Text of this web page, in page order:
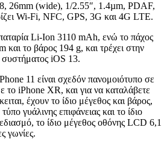
26mm (wide), 1/2.55″, 1.4µm, PDAF,
Wi-Fi, NFC, GPS, 3G και 4G LTE.
Li-Ion 3110 mAh, ενώ το πάχος
και το βάρος 194 g, και τρέχει στην
συστήματος iOS 13.
11 είναι σχεδόν πανομοιότυπο σε
το iPhone XR, και για να καταλάβετε
έχουν το ίδιο μέγεθος και βάρος,
γυάλινης επιφάνειας και το ίδιο
το ίδιο μέγεθος οθόνης LCD 6,1
γωνίες.